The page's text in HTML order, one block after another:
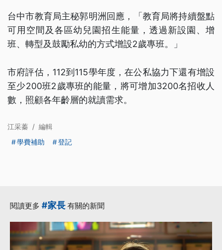
台中市教育局主秘郭明洲回應，「教育局將持續盤點
可用空間及各區幼兒園招生能量，透過新設園、增
班、轉型及鼓勵私幼的方式增設2歲專班。」
市府評估，112到115學年度，在公私協力下還有增設
至少200班2歲專班的能量，將可增加3200名招收人
數，照顧各年齡層的就讀需求。
江采蓁 / 編輯
學費補助
登記
閱讀更多 #家長 有關的新聞